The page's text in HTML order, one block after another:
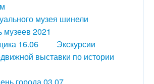
музея шинели
музеев 2021
16.06
Экскурсии
выставки по истории